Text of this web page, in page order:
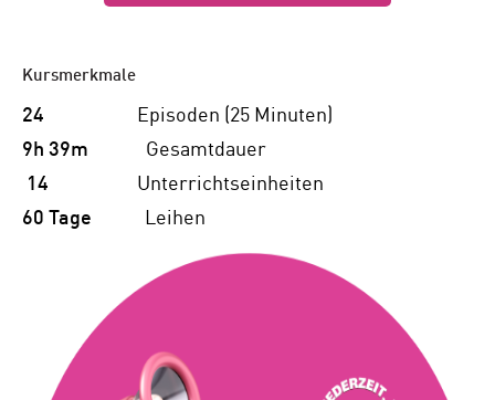
Kursmerkmale
24 Episoden (25 Minuten)
9h 39m Gesamtdauer
14 Unterrichtseinheiten
60 Tage Leihen